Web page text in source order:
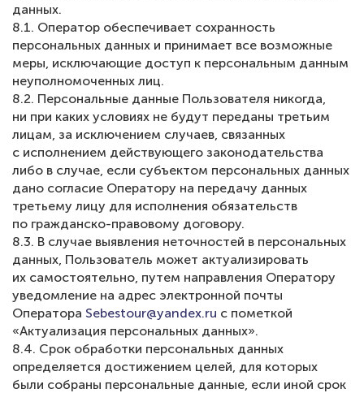
данных.
8.1. Оператор обеспечивает сохранность
персональных данных и принимает все возможные
меры, исключающие доступ к персональным данным
неуполномоченных лиц.
8.2. Персональные данные Пользователя никогда,
ни при каких условиях не будут переданы третьим
лицам, за исключением случаев, связанных
с исполнением действующего законодательства
либо в случае, если субъектом персональных данных
дано согласие Оператору на передачу данных
третьему лицу для исполнения обязательств
по гражданско-правовому договору.
8.3. В случае выявления неточностей в персональных
данных, Пользователь может актуализировать
их самостоятельно, путем направления Оператору
уведомление на адрес электронной почты
Оператора Sebestour@yandex.ru с пометкой
«Актуализация персональных данных».
8.4. Срок обработки персональных данных
определяется достижением целей, для которых
были собраны персональные данные, если иной срок